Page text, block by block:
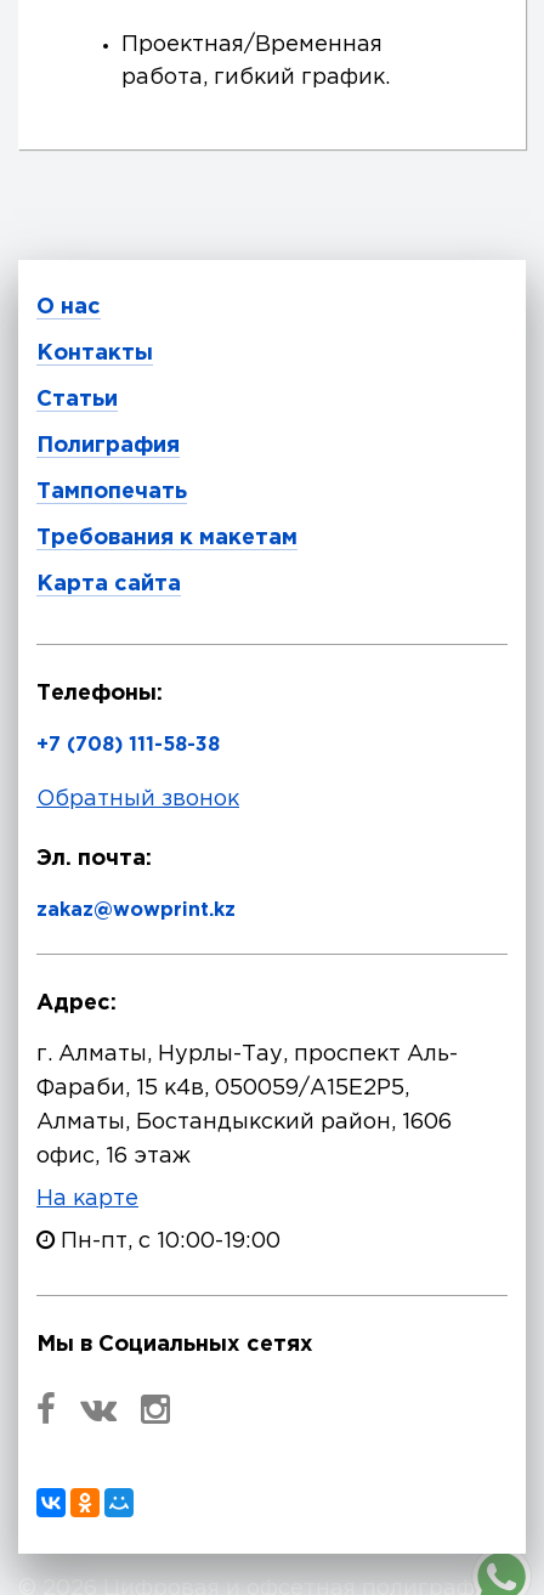
Проектная/Временная
работа, гибкий график.
О нас
Контакты
Статьи
Полиграфия
Тампопечать
Требования к макетам
Карта сайта
Телефоны:
+7 (708) 111-58-38
Обратный звонок
Эл. почта:
zakaz@wowprint.kz
Адрес:
г. Алматы, Нурлы-Тау, проспект Аль-
Фараби, 15 к4в, 050059/A15E2P5,
Алматы, Бостандыкский район, 1606
офис, 16 этаж
На карте
Пн-пт, с 10:00-19:00
Мы в Социальных сетях
© 2026 Цифровая и офсетная полиграфия.